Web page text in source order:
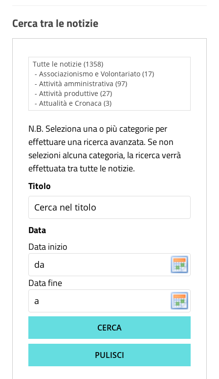
Cerca tra le notizie
N.B. Seleziona una o più categorie per
effettuare una ricerca avanzata. Se non
selezioni alcuna categoria, la ricerca verrà
effettuata tra tutte le notizie.
Titolo
Data
Data inizio
Data fine
CERCA
PULISCI